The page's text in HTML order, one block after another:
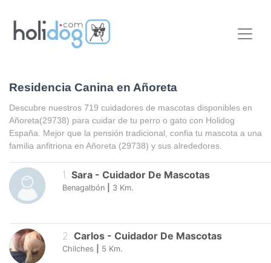
Residencia Canina en Añoreta
Descubre nuestros 719 cuidadores de mascotas disponibles en
Añoreta(29738) para cuidar de tu perro o gato con Holidog
España. Mejor que la pensión tradicional, confia tu mascota a una
familia anfitriona en Añoreta (29738) y sus alrededores.
1 Sara - Cuidador De Mascotas
Benagalbón 3 Km.
2. Carlos - Cuidador De Mascotas
Chilches 5 Km.